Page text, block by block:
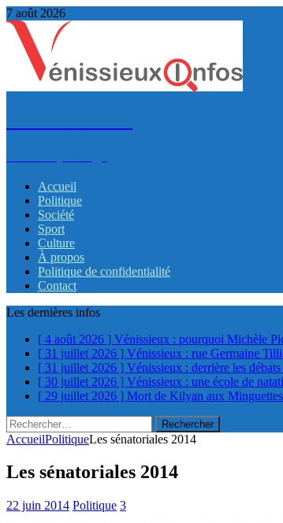
7 août 2026
Accueil
Politique
Société
Sport
Culture
À propos
Politique de confidentialité
Contact
Les dernières infos
[ 4 août 2026 ] Vénissieux : pourquoi Michèle
[ 31 juillet 2026 ] Vénissieux : rue Germaine
[ 31 juillet 2026 ] Vénissieux : derrière les
[ 30 juillet 2026 ] Vénissieux : une école de
[ 29 juillet 2026 ] Mort de Kilyan aux
Rechercher :
AccueilPolitiqueLes sénatoriales 2014
Les sénatoriales 2014
22 juin 2014 Politique 3